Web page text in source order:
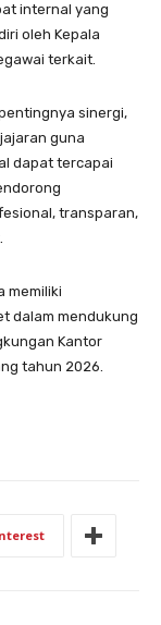
internal yang
oleh Kepala
terkait.
sinergi,
guna
dapat tercapai
transparan,
memiliki
dalam mendukung
Kantor
tahun 2026.